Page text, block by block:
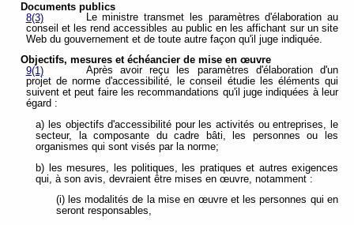
Documents publics
8(3)
Le ministre transmet les paramètres d'élaboration au
conseil et les rend accessibles au public en les affichant sur un site
Web du gouvernement et de toute autre façon qu'il juge indiquée.
Objectifs, mesures et échéancier de mise en œuvre
9(1)
Après avoir reçu les paramètres d'élaboration d'un
projet de norme d'accessibilité, le conseil étudie les éléments qui
suivent et peut faire les recommandations qu'il juge indiquées à leur
égard :
a) les objectifs d'accessibilité pour les activités ou entreprises, le
secteur, la composante du cadre bâti, les personnes ou les
organismes qui sont visés par la norme;
b) les mesures, les politiques, les pratiques et autres exigences
qui, à son avis, devraient être mises en œuvre, notamment :
(i) les modalités de la mise en œuvre et les personnes qui en
seront responsables,